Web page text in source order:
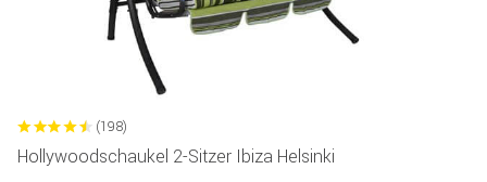
(198)
Hollywoodschaukel 2-Sitzer Ibiza Helsinki